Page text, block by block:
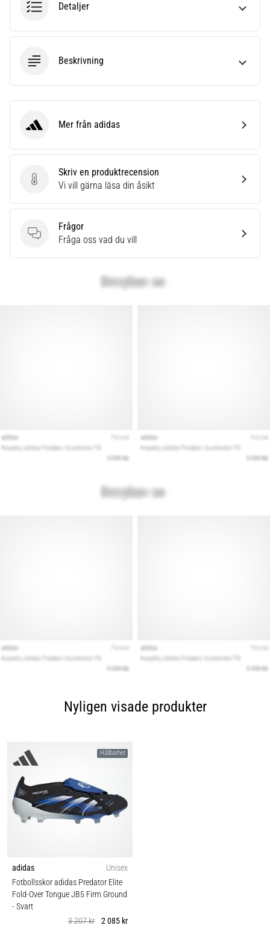
Detaljer
Beskrivning
Skriv en produktrecension
Skriv en produktrecension
Vi vill gärna läsa din åsikt
Frågor
Frågor
Fråga oss vad du vill
adidas Mer från adidas
Nyligen visade produkter
Hållbarhet
adidas
Unisex
Fotbollsskor adidas Predator Elite
Fold-Over Tongue JB5 Firm Ground
- Svart
3 207 kr
2 085 kr